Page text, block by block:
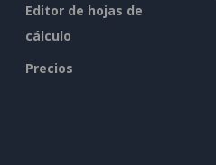
Editor de hojas de
cálculo
Precios